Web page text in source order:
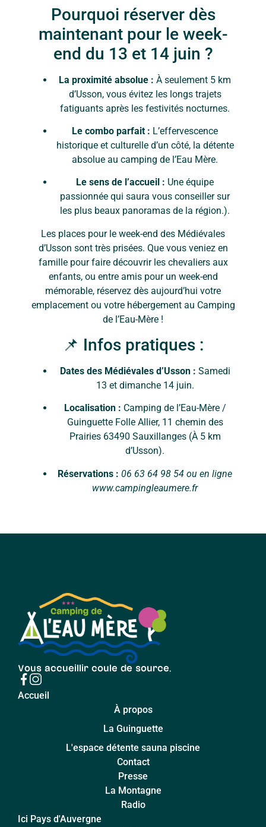
Pourquoi réserver dès
maintenant pour le week-
end du 13 et 14 juin ?
La proximité absolue : À seulement 5 km
d’Usson, vous évitez les longs trajets
fatiguants après les festivités nocturnes.
Le combo parfait : L’effervescence
historique et culturelle d’un côté, la détente
absolue au camping de l’Eau Mère.
Le sens de l’accueil : Une équipe
passionnée qui saura vous conseiller sur
les plus beaux panoramas de la région.).
Les places pour le week-end des Médiévales
d’Usson sont très prisées. Que vous veniez en
famille pour faire découvrir les chevaliers aux
enfants, ou entre amis pour un week-end
mémorable, réservez dès aujourd’hui votre
emplacement ou votre hébergement au Camping
de l’Eau-Mère !
📌 Infos pratiques :
Dates des Médiévales d’Usson : Samedi
13 et dimanche 14 juin.
Localisation : Camping de l’Eau-Mère /
Guinguette Folle Allier, 11 chemin des
Prairies 63490 Sauxillanges (À 5 km
d’Usson).
Réservations : 06 63 64 98 54 ou en ligne
www.campingleaumere.fr
Vous accueillir coule de source.
Accueil
À propos
La Guinguette
L'espace détente sauna piscine
Contact
Presse
La Montagne
Radio
Ici Pays d'Auvergne